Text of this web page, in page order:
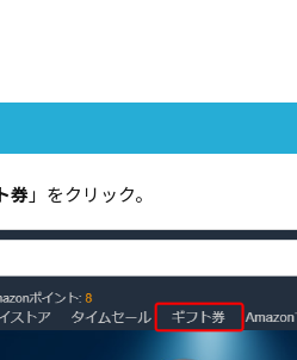
券」をクリック。